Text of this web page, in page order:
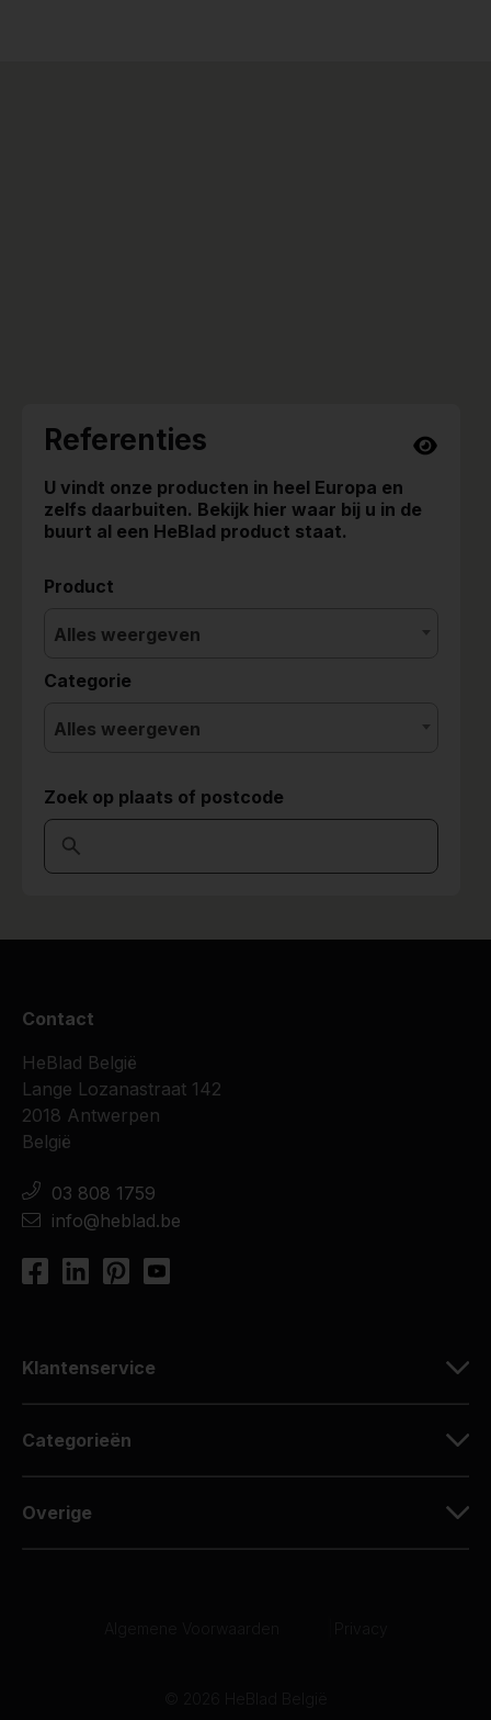
Referenties
U vindt onze producten in heel Europa en
zelfs daarbuiten. Bekijk hier waar bij u in de
buurt al een HeBlad product staat.
Product
Alles weergeven
Categorie
Alles weergeven
Zoek op plaats of postcode
Contact
HeBlad België
Lange Lozanastraat 142
2018 Antwerpen
België
03 808 1759
info@heblad.be
Klantenservice
Categorieën
Overige